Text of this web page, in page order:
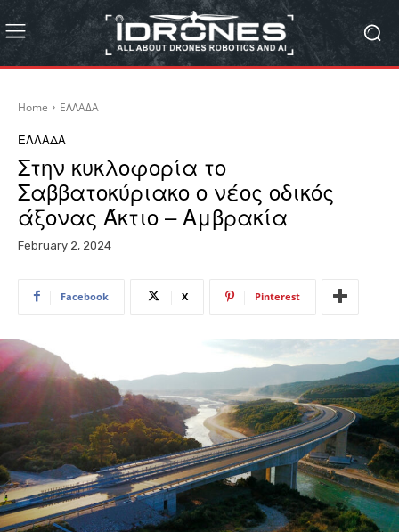
Home ΕΛΛΑΔΑ
ΕΛΛΑΔΑ
Στην κυκλοφορία το
Σαββατοκύριακο ο νέος οδικός
άξονας Άκτιο – Αμβρακία
February 2, 2024
Facebook X Pinterest